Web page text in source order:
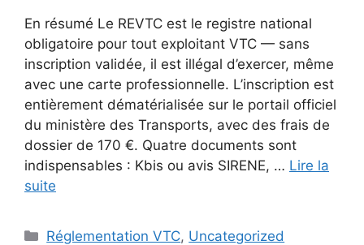
En résumé Le REVTC est le registre national
obligatoire pour tout exploitant VTC — sans
inscription validée, il est illégal d’exercer, même
avec une carte professionnelle. L’inscription est
entièrement dématérialisée sur le portail officiel
du ministère des Transports, avec des frais de
dossier de 170 €. Quatre documents sont
indispensables : Kbis ou avis SIRENE, … Lire la
suite
Catégories
Réglementation VTC, Uncategorized